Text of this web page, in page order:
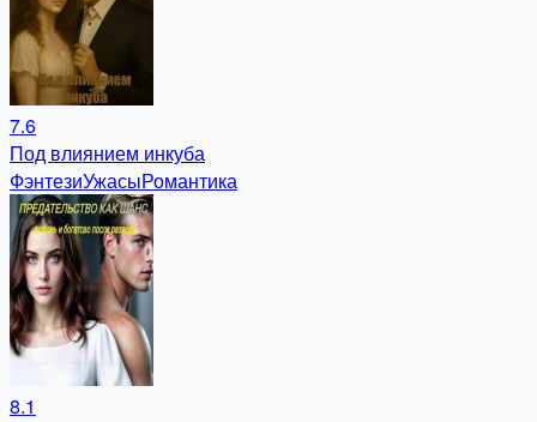
7.6
Под влиянием инкуба
ФэнтезиУжасыРомантика
8.1